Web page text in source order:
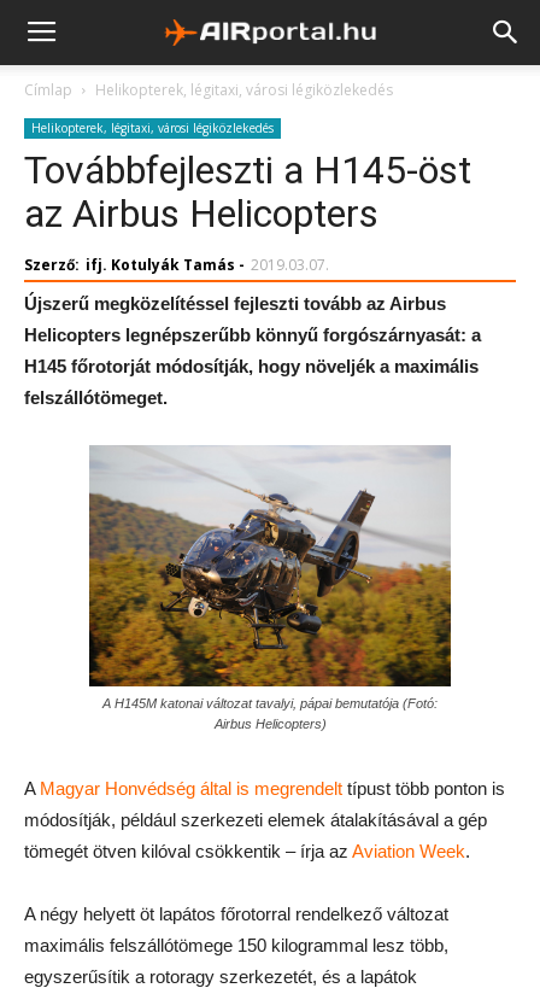
Címlap Helikopterek, légitaxi, városi légiközlekedés
Helikopterek, légitaxi, városi légiközlekedés
Továbbfejleszti a H145-öst
az Airbus Helicopters
Szerző: ifj. Kotulyák Tamás - 2019.03.07.
Újszerű megközelítéssel fejleszti tovább az Airbus
Helicopters legnépszerűbb könnyű forgószárnyasát: a
H145 főrotorját módosítják, hogy növeljék a maximális
felszállótömeget.
A H145M katonai változat tavalyi, pápai bemutatója (Fotó:
Airbus Helicopters)
A Magyar Honvédség által is megrendelt típust több ponton is
módosítják, például szerkezeti elemek átalakításával a gép
tömegét ötven kilóval csökkentik – írja az Aviation Week.
A négy helyett öt lapátos főrotorral rendelkező változat
maximális felszállótömege 150 kilogrammal lesz több,
egyszerűsítik a rotoragy szerkezetét, és a lapátok